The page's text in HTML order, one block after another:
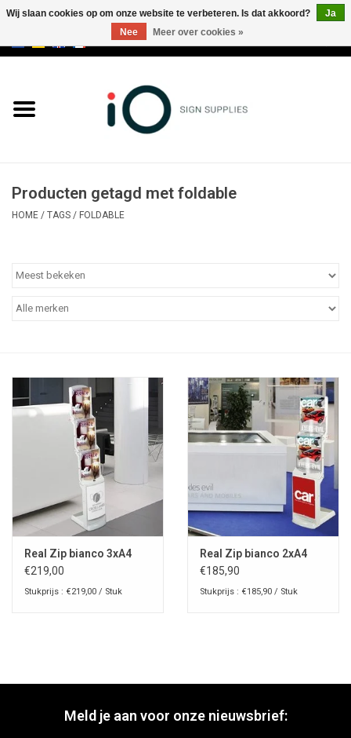
Merken
Producten getagd met foldable
HOME / TAGS / FOLDABLE
Real Zip bianco 3xA4
€219,00
Stukprijs : €219,00 / Stuk
Real Zip bianco 2xA4
€185,90
Stukprijs : €185,90 / Stuk
Meld je aan voor onze nieuwsbrief:
Wij slaan cookies op om onze website te verbeteren. Is dat akkoord?
Ja
Nee
Meer over cookies »